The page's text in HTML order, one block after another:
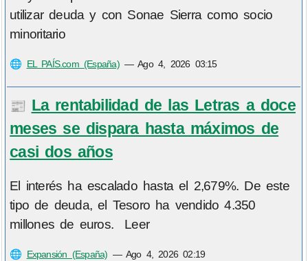
utilizar deuda y con Sonae Sierra como socio
minoritario
🌐 EL PAÍS.com (España)—Ago 4, 2026 03:15
📰 La rentabilidad de las Letras a doce
meses se dispara hasta máximos de
casi dos años
El interés ha escalado hasta el 2,679%. De este
tipo de deuda, el Tesoro ha vendido 4.350
millones de euros. Leer
🌐 Expansión (España) — Ago 4, 2026 02:19